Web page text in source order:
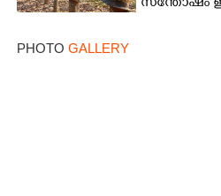
സന്തോഷം
PHOTO GALLERY